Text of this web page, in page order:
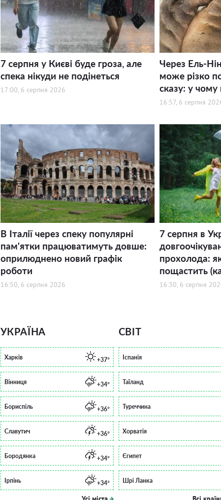
7 серпня у Києві буде гроза, але
спека нікуди не подінеться
17:00, 6 серпня 2026
Через Ель-
може різко
сказу: у чому
16:57, 6 серпня
В Італії через спеку популярні
пам'ятки працюватимуть довше:
оприлюднено новий графік
роботи
16:50, 6 серпня 2026
7 серпня в
прохолода:
пощастить
16:30, 6 серпня
УКРАЇНА
Харків +37°
Вінниця +34°
Бориспіль +36°
Славутич +36°
Бородянка +34°
Ірпінь +34°
СВІТ
Іспанія
Таїланд
Туреччина
Хорватія
Єгипет
Шрі Ланка